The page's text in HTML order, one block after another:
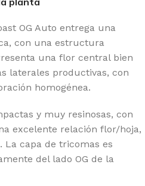
OG Auto entrega una
con una estructura
una flor central bien
laterales productivas, con
homogénea.
y muy resinosas, con
excelente relación flor/hoja,
capa de tricomas es
del lado OG de la